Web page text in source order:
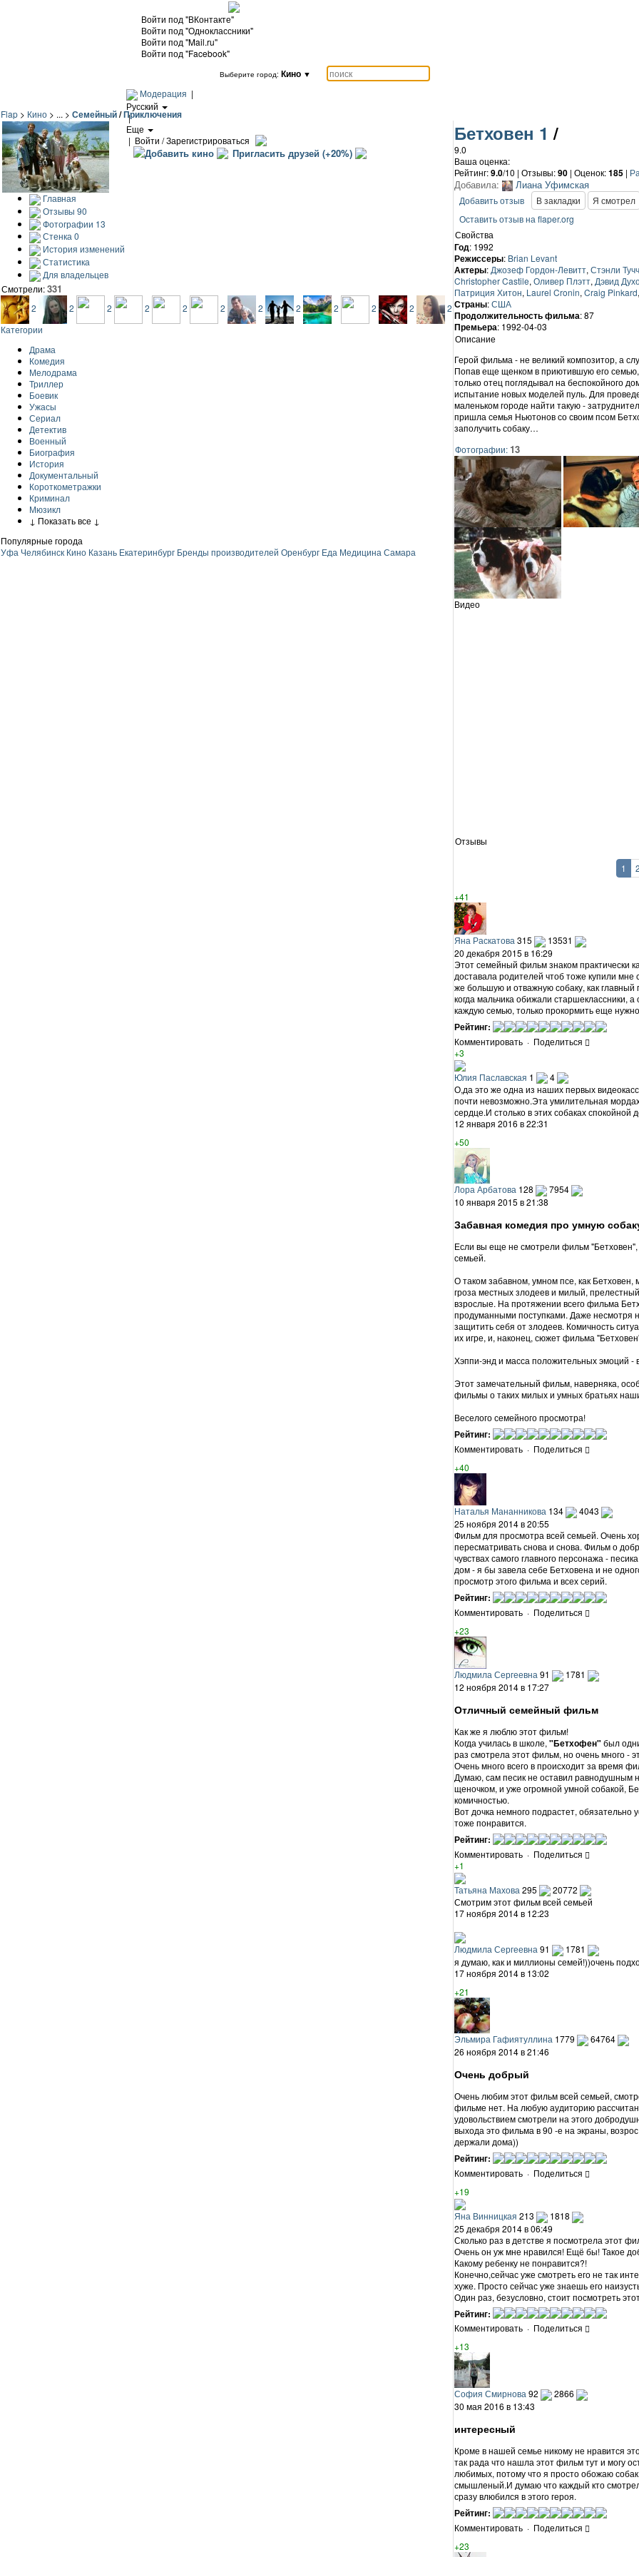
Войти под "ВКонтакте"
Войти под "Одноклассники"
Войти под "Mail.ru"
Войти под "Facebook"
Выберите город: Кино ▼
Модерация |
Русский
|
Еще
| Войти / Зарегистрироваться
Добавить кино Пригласить друзей (+20%)
Flap > Кино > ... > Семейный/Приключения
Главная
Отзывы 90
Фотографии 13
Стенка0
История изменений
Статистика
Для владельцев
Смотрели:331
2 2 2 2 2 2 2 2 2 2 2
2
Категории
Драма
Комедия
Мелодрама
Триллер
Боевик
Ужасы
Сериал
Детектив
Военный
Биография
История
Документальный
Короткометражки
Криминал
Мюзикл
↓ Показать все ↓
Популярные города
Уфа Челябинск Кино Казань Екатеринбург Бренды производителей Оренбург Еда Медицина Самара
Бетховен 1 /
9.0
Ваша оценка:
Рейтинг:9.0/10 | Отзывы:90 | Оценок:185 |
Добавила: Лиана Уфимская
Добавить отзыв В закладки Я смотрел
Оставить отзыв на flaper.org
Свойства
Год: 1992
Режиссеры: Brian Levant
Актеры: Джозеф Гордон-Левитт, Стэнли
Christopher Castile, Оливер Плэтт, Дэвид
Патриция Хитон, Laurel Cronin, Craig Pinkard,
Страны:США
Продолжительность фильма: 87
Премьера: 1992-04-03
Описание
Герой фильма - не великий композитор, а
Попав еще щенком в приютившую его
только отец поглядывал на беспокойного
испытание новых моделей пуль. Для
маленьком городе найти такую -
пришла семья Ньютонов со своим псом
заполучить собаку…
Фотографии: 13
Видео
Отзывы
1 2
+41
Яна Раскатова 315
13531
20 декабря 2015 в 16:29
Этот семейный фильм знаком практически
доставала родителей чтоб тоже купили
же большую и отважную собаку, как
когда мальчика обижали старшеклассники,
каждую семью, только прокормить еще
Рейтинг:
Комментировать · Поделиться
+3
Юлия Паславская 1
4
О,да это же одна из наших первых
почти невозможно.Эта умилительная
сердце.И столько в этих собаках спокойной
12 января 2016 в 22:31
+50
Лора Арбатова 128
7954
10 января 2015 в 21:38
Забавная комедия про умную
Если вы еще не смотрели фильм "Бетховен",
семьей.
О таком забавном, умном псе, как
гроза местных злодеев и милый,
взрослые. На протяжении всего фильма
продуманными поступками. Даже несмотря
защитить себя от злодеев. Комичность
их игре, и, наконец, сюжет фильма
Хэппи-энд и масса положительных эмоций -
Этот замечательный фильм, наверняка,
фильмы о таких милых и умных братьях
Веселого семейного просмотра!
Рейтинг:
Комментировать · Поделиться
+40
Наталья Мананникова 134
4043
25 ноября 2014 в 20:55
Фильм для просмотра всей семьей. Очень
пересматривать снова и снова. Фильм о
чувствах самого главного персонажа -
дом - я бы завела себе Бетховена и не
просмотр этого фильма и всех серий.
Рейтинг:
Комментировать · Поделиться
+23
Людмила Сергеевна 91
1781
12 ноября 2014 в 17:27
Отличный семейный фильм
Как же я люблю этот фильм!
Когда училась в школе, "Бетхофен" был
раз смотрела этот фильм, но очень много -
Очень много всего в происходит за время
Думаю, сам песик не оставил
щеночком, и уже огромной умной собакой,
комичностью.
Вот дочка немного подрастет,
тоже понравится.
Рейтинг:
Комментировать · Поделиться
+1
Татьяна Махова 295
20772
Смотрим этот фильм всей семьей
17 ноября 2014 в 12:23
Людмила Сергеевна 91
1781
я думаю, как и миллионы семей!))очень
17 ноября 2014 в 13:02
+21
Эльмира Гафиятуллина 1779
64764
26 ноября 2014 в 21:46
Очень добрый
Очень любим этот фильм всей семьей,
фильме нет. На любую аудиторию
удовольствием смотрели на этого
выхода это фильма в 90 -е на экраны,
держали дома))
Рейтинг:
Комментировать · Поделиться
+19
Яна Винницкая 213
1818
25 декабря 2014 в 06:49
Сколько раз в детстве я посмотрела этот
Очень он уж мне нравился! Ещё бы! Такое
Какому ребенку не понравится?!
Конечно,сейчас уже смотреть его не так
хуже. Просто сейчас уже знаешь его
Один раз, безусловно, стоит посмотреть
Рейтинг:
Комментировать · Поделиться
+13
София Смирнова92
2866
30 мая 2016 в 13:43
интересный
Кроме в нашей семье никому не нравится
так рада что нашла этот фильм тут и могу
любимых, потому что я просто обожаю
смышленый.И думаю что каждый кто
сразу влюбился в этого героя.
Рейтинг:
Комментировать · Поделиться
+23